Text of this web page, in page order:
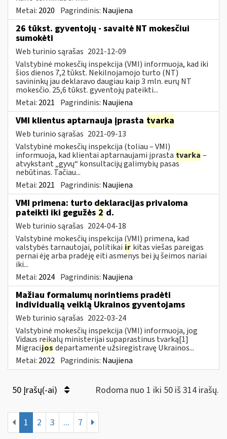
Metai: 2020 Pagrindinis: Naujiena
26 tūkst. gyventojų - savaitė NT mokesčiui
sumokėti
Web turinio sąrašas 2021-12-09
Valstybinė mokesčių inspekcija (VMI) informuoja, kad iki
šios dienos 7,2 tūkst. Nekilnojamojo turto (NT)
savininkų jau deklaravo daugiau kaip 3 mln. eurų NT
mokesčio. 25,6 tūkst. gyventojų pateikti...
Metai: 2021 Pagrindinis: Naujiena
VMI klientus aptarnauja įprasta tvarka
Web turinio sąrašas 2021-09-13
Valstybinė mokesčių inspekcija (toliau – VMI)
informuoja, kad klientai aptarnaujami įprasta tvarka –
atvykstant „gyvų“ konsultacijų galimybių pasas
nebūtinas. Tačiau...
Metai: 2021 Pagrindinis: Naujiena
VMI primena: turto deklaracijas privaloma
pateikti iki gegužės 2 d.
Web turinio sąrašas 2024-04-18
Valstybinė mokesčių inspekcija (VMI) primena, kad
valstybės tarnautojai, politikai ir kitas viešas pareigas
pernai ėję arba pradėję eiti asmenys bei jų šeimos nariai
iki...
Metai: 2024 Pagrindinis: Naujiena
Mažiau formalumų norintiems pradėti
individualią veiklą Ukrainos gyventojams
Web turinio sąrašas 2022-03-24
Valstybinė mokesčių inspekcija (VMI) informuoja, jog
Vidaus reikalų ministerijai supaprastinus tvarką[1]
Migracijos departamente užsiregistravę Ukrainos...
Metai: 2022 Pagrindinis: Naujiena
50 Įrašų(-ai) Rodoma nuo 1 iki 50 iš 314 irašų.
1 2 3 ... 7